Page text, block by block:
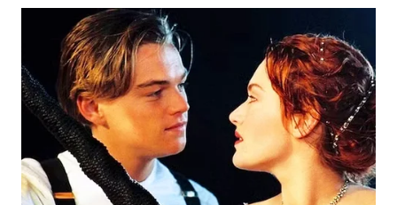
WN
NATUNA
WN
BINTAN
WN
MANDALIKA